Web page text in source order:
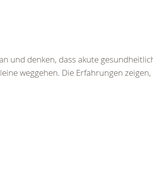
und denken, dass akute
weggehen. Die Erfahrungen zeigen,